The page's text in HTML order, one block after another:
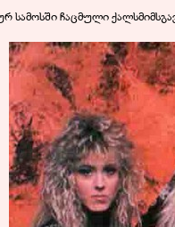
ჩაცმული